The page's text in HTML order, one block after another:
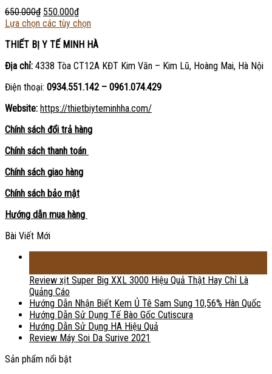
650.000₫ 550.000₫
Lựa chọn các tùy chọn
THIẾT BỊ Y TẾ MINH HÀ
Địa chỉ: 4338 Tòa CT12A KĐT Kim Văn – Kim Lũ, Hoàng Mai, Hà Nội
Điện thoại: 0934.551.142 – 0961.074.429
Website: https://thietbiyteminhha.com/
Chính sách đổi trả hàng
Chính sách thanh toán
Chính sách giao hàng
Chính sách bảo mật
Hướng dẫn mua hàng
Bài Viết Mới
Review xịt Super Big XXL 3000 Hiệu Quả Thật Hay Chỉ Là
Quảng Cáo
Hướng Dẫn Nhận Biết Kem Ủ Tê Sam Sung 10,56% Hàn Quốc
Hướng Dẫn Sử Dụng Tế Bào Gốc Cutiscura
Hướng Dẫn Sử Dụng HA Hiệu Quả
Review Máy Soi Da Surive 2021
Sản phẩm nổi bật